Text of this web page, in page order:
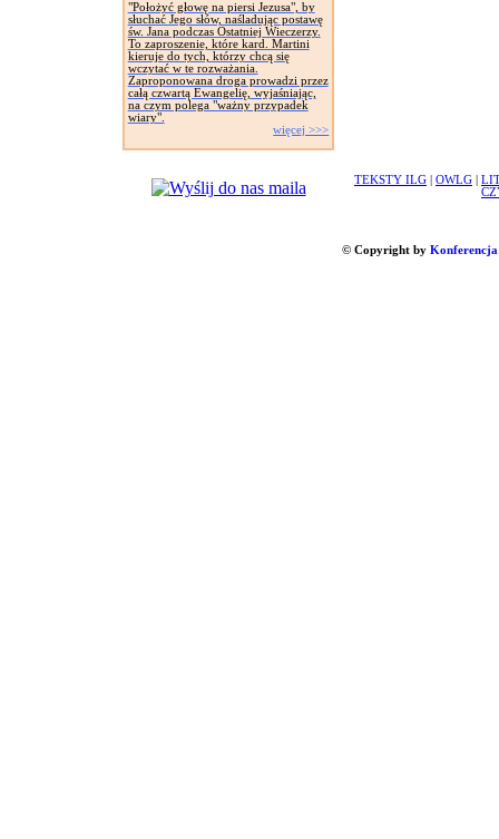
"Położyć głowę na piersi Jezusa", by
słuchać Jego słów, naśladując postawę
św. Jana podczas Ostatniej Wieczerzy.
To zaproszenie, które kard. Martini
kieruje do tych, którzy chcą się
wczytać w te rozważania.
Zaproponowana droga prowadzi przez
całą czwartą Ewangelię, wyjaśniając,
na czym polega "ważny przypadek
wiary".
więcej >>>
TEKSTY ILG OWLG
© Copyright by Konferencja